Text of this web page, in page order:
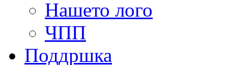
Нашето лого
ЧПП
Поддршка